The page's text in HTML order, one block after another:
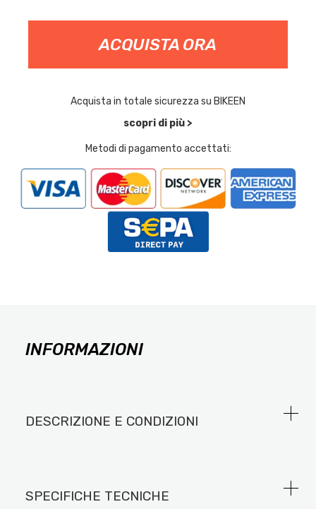
ACQUISTA ORA
Acquista in totale sicurezza su BIKEEN
scopri di più >
Metodi di pagamento accettati:
INFORMAZIONI
DESCRIZIONE E CONDIZIONI
SPECIFICHE TECNICHE